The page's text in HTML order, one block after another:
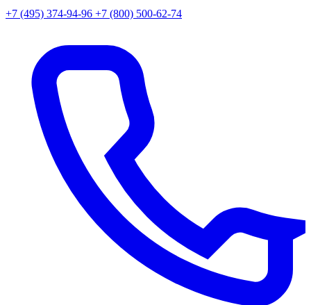
+7 (495) 374-94-96 +7 (800) 500-62-74